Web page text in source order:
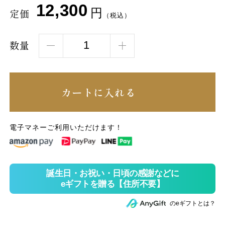
定価 12,300 円 （税込）
数量
カートに入れる
電子マネーご利用いただけます！
のeギフトとは？